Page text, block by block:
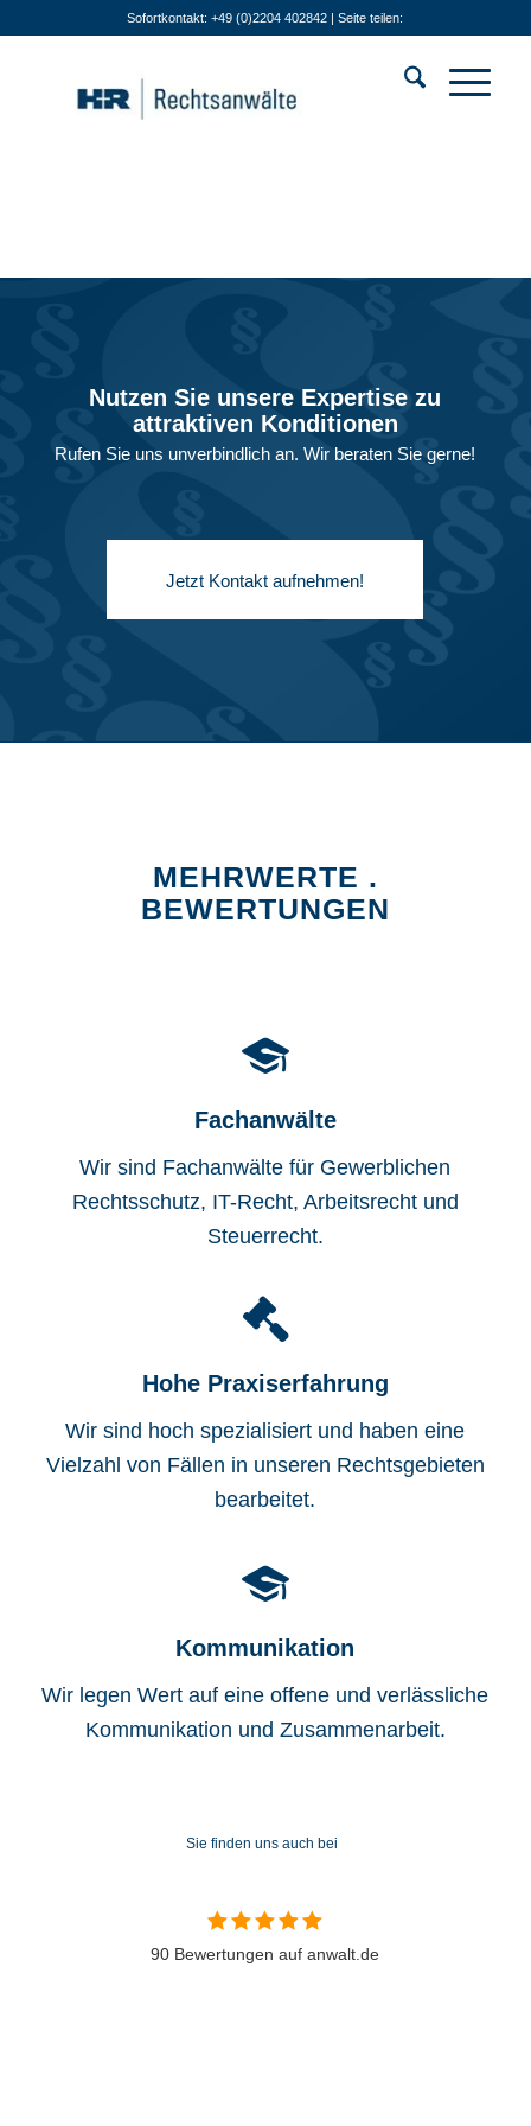
Sofortkontakt: +49 (0)2204 402842 | Seite teilen:
Nutzen Sie unsere Expertise zu
attraktiven Konditionen
Rufen Sie uns unverbindlich an. Wir beraten Sie gerne!
Jetzt Kontakt aufnehmen!
MEHRWERTE .
BEWERTUNGEN
Fachanwälte
Wir sind Fachanwälte für Gewerblichen
Rechtsschutz, IT-Recht, Arbeitsrecht und
Steuerrecht.
Hohe Praxiserfahrung
Wir sind hoch spezialisiert und haben eine
Vielzahl von Fällen in unseren Rechtsgebieten
bearbeitet.
Kommunikation
Wir legen Wert auf eine offene und verlässliche
Kommunikation und Zusammenarbeit.
Sie finden uns auch bei
90 Bewertungen auf anwalt.de